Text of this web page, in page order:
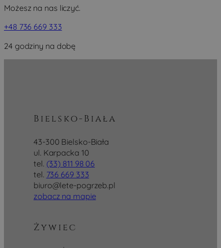
Możesz na nas liczyć.
+48 736 669 333
24 godziny na dobę
Bielsko-Biała
43-300 Bielsko-Biała
ul. Karpacka 10
tel. (33) 811 98 06
tel. 736 669 333
biuro@lete-pogrzeb.pl
zobacz na mapie
Żywiec